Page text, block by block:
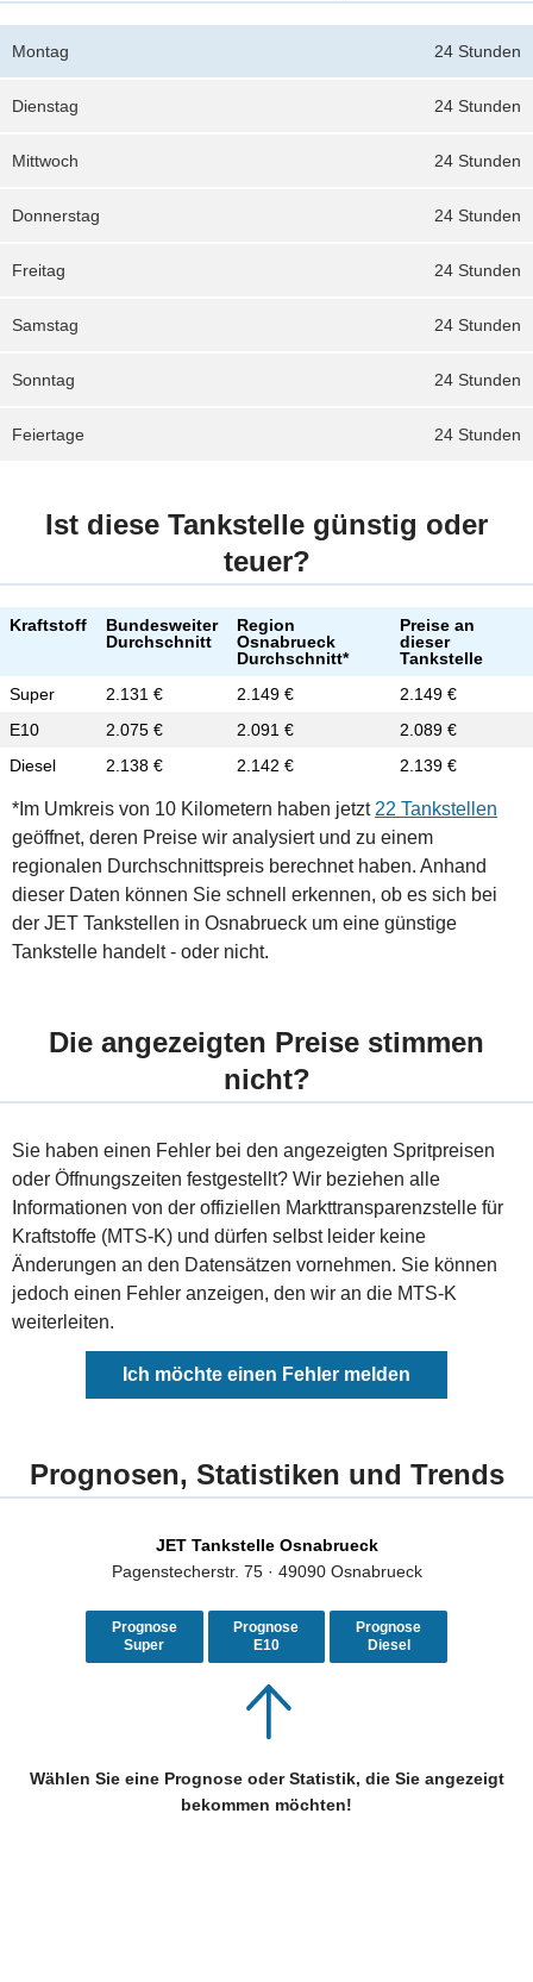
24 Stunden
Montag
24 Stunden
Dienstag
24 Stunden
Mittwoch
24 Stunden
Donnerstag
24 Stunden
Freitag
24 Stunden
Samstag
24 Stunden
Sonntag
24 Stunden
Feiertage
Ist diese Tankstelle günstig oder
teuer?
Kraftstoff
Bundesweiter
Durchschnitt
Region
Osnabrueck
Durchschnitt*
Preise an
dieser
Tankstelle
Super
2.131 € 2.149 €
2.149 €
E10
2.075 € 2.091 €
2.089 €
Diesel
2.138 € 2.142 € 2.139 €
*Im Umkreis von 10 Kilometern haben jetzt 22 Tankstellen
geöffnet, deren Preise wir analysiert und zu einem
regionalen Durchschnittspreis berechnet haben. Anhand
dieser Daten können Sie schnell erkennen, ob es sich bei
der JET Tankstellen in Osnabrueck um eine günstige
Tankstelle handelt - oder nicht.
Die angezeigten Preise stimmen
nicht?
Sie haben einen Fehler bei den angezeigten Spritpreisen
oder Öffnungszeiten festgestellt? Wir beziehen alle
Informationen von der offiziellen Markttransparenzstelle für
Kraftstoffe (MTS-K) und dürfen selbst leider keine
Änderungen an den Datensätzen vornehmen. Sie können
jedoch einen Fehler anzeigen, den wir an die MTS-K
weiterleiten.
Ich möchte einen Fehler melden
Prognosen, Statistiken und Trends
JET Tankstelle Osnabrueck
Pagenstecherstr. 75 · 49090 Osnabrueck
Prognose
Super
Prognose
E10
Prognose
Diesel
Wählen Sie eine Prognose oder Statistik, die Sie angezeigt
bekommen möchten!